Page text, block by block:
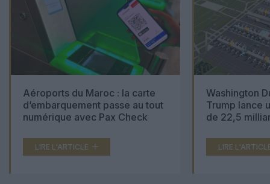
Aéroports du Maroc : la carte
d’embarquement passe au tout
numérique avec Pax Check
LIRE L'ARTICLE
Washington
Trump lance
de 22,5
LIRE